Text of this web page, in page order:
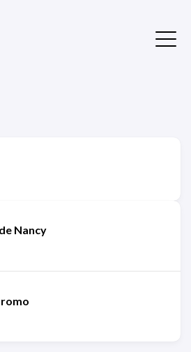
Nancy